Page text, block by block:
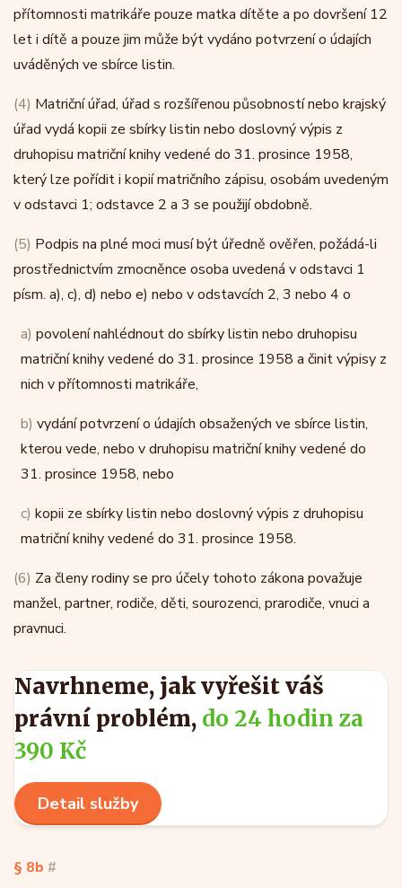
přítomnosti matrikáře pouze matka dítěte a po dovršení 12
let i dítě a pouze jim může být vydáno potvrzení o údajích
uváděných ve sbírce listin.
(4) Matriční úřad, úřad s rozšířenou působností nebo krajský
úřad vydá kopii ze sbírky listin nebo doslovný výpis z
druhopisu matriční knihy vedené do 31. prosince 1958,
který lze pořídit i kopií matričního zápisu, osobám uvedeným
v odstavci 1; odstavce 2 a 3 se použijí obdobně.
(5) Podpis na plné moci musí být úředně ověřen, požádá-li
prostřednictvím zmocněnce osoba uvedená v odstavci 1
písm. a), c), d) nebo e) nebo v odstavcích 2, 3 nebo 4 o
a) povolení nahlédnout do sbírky listin nebo druhopisu
matriční knihy vedené do 31. prosince 1958 a činit výpisy z
nich v přítomnosti matrikáře,
b) vydání potvrzení o údajích obsažených ve sbírce listin,
kterou vede, nebo v druhopisu matriční knihy vedené do
31. prosince 1958, nebo
c) kopii ze sbírky listin nebo doslovný výpis z druhopisu
matriční knihy vedené do 31. prosince 1958.
(6) Za členy rodiny se pro účely tohoto zákona považuje
manžel, partner, rodiče, děti, sourozenci, prarodiče, vnuci a
pravnuci.
Navrhneme, jak vyřešit váš
právní problém, do 24 hodin za
390 Kč
Detail služby
§ 8b #